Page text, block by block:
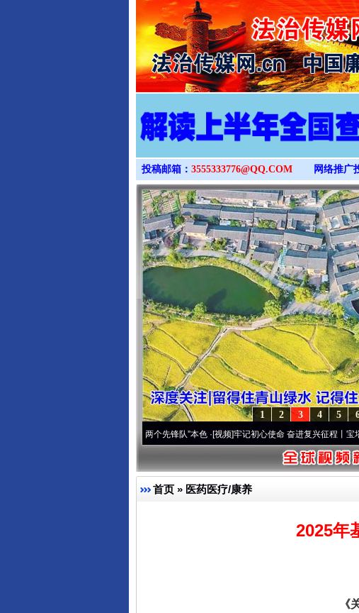
投稿邮箱： 3555333776@QQ.COM 网络推广
5
4
3
2
1
永葆“两个先锋队”本色·[视频]牢记初心使命 奋进复兴征程丨宝塔山下好光
首页 » 医药医疗/康养
2025年
《